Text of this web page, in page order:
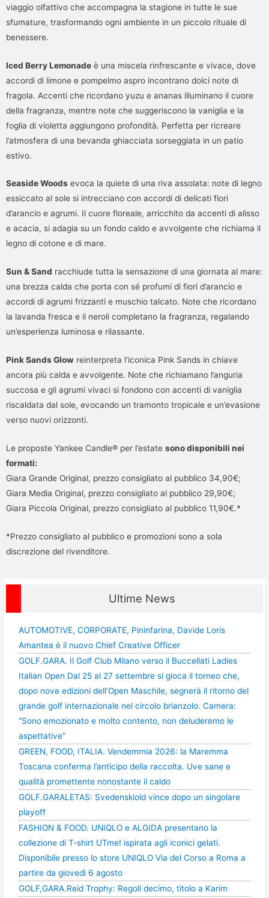
viaggio olfattivo che accompagna la stagione in tutte le sue
sfumature, trasformando ogni ambiente in un piccolo rituale di
benessere.
Iced Berry Lemonade è una miscela rinfrescante e vivace, dove
accordi di limone e pompelmo aspro incontrano dolci note di
fragola. Accenti che ricordano yuzu e ananas illuminano il cuore
della fragranza, mentre note che suggeriscono la vaniglia e la
foglia di violetta aggiungono profondità. Perfetta per ricreare
l’atmosfera di una bevanda ghiacciata sorseggiata in un patio
estivo.
Seaside Woods evoca la quiete di una riva assolata: note di legno
essiccato al sole si intrecciano con accordi di delicati fiori
d’arancio e agrumi. Il cuore floreale, arricchito da accenti di alisso
e acacia, si adagia su un fondo caldo e avvolgente che richiama il
legno di cotone e di mare.
Sun & Sand racchiude tutta la sensazione di una giornata al mare:
una brezza calda che porta con sé profumi di fiori d’arancio e
accordi di agrumi frizzanti e muschio talcato. Note che ricordano
la lavanda fresca e il neroli completano la fragranza, regalando
un’esperienza luminosa e rilassante.
Pink Sands Glow reinterpreta l’iconica Pink Sands in chiave
ancora più calda e avvolgente. Note che richiamano l’anguria
succosa e gli agrumi vivaci si fondono con accenti di vaniglia
riscaldata dal sole, evocando un tramonto tropicale e un’evasione
verso nuovi orizzonti.
Le proposte Yankee Candle® per l’estate sono disponibili nei
formati:
Giara Grande Original, prezzo consigliato al pubblico 34,90€;
Giara Media Original, prezzo consigliato al pubblico 29,90€;
Giara Piccola Original, prezzo consigliato al pubblico 11,90€.*
*Prezzo consigliato al pubblico e promozioni sono a sola
discrezione del rivenditore.
Ultime News
AUTOMOTIVE, CORPORATE, Pininfarina, Davide Loris
Amantea è il nuovo Chief Creative Officer
GOLF.GARA. Il Golf Club Milano verso il Buccellati Ladies
Italian Open Dal 25 al 27 settembre si gioca il torneo che,
dopo nove edizioni dell’Open Maschile, segnerà il ritorno del
grande golf internazionale nel circolo brianzolo. Camera:
“Sono emozionato e molto contento, non deluderemo le
aspettative”
GREEN, FOOD, ITALIA. Vendemmia 2026: la Maremma
Toscana conferma l’anticipo della raccolta. Uve sane e
qualità promettente nonostante il caldo
GOLF.GARALETAS: Svedenskiold vince dopo un singolare
playoff
FASHION & FOOD. UNIQLO e ALGIDA presentano la
collezione di T-shirt UTme! ispirata agli iconici gelati.
Disponibile presso lo store UNIQLO Via del Corso a Roma a
partire da giovedì 6 agosto
GOLF,GARA.Reid Trophy: Regoli decimo, titolo a Karim